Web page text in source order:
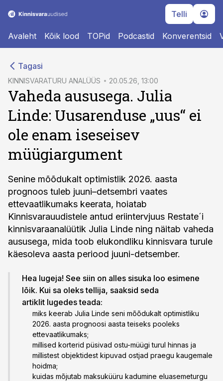
Telli
Avaleht Kõik lood TOPid Podcastid Konverentsid
Tagasi
KINNISVARATURU ANALÜÜS 20.05.26, 13:00
Vaheda aususega. Julia
Linde: Uusarenduse „uus“ ei
ole enam iseseisev
müügiargument
Senine mõõdukalt optimistlik 2026. aasta
prognoos tuleb juuni–detsembri vaates
ettevaatlikumaks keerata, hoiatab
Kinnisvarauudistele antud eriintervjuus Restate´i
kinnisvaraanalüütik Julia Linde ning näitab vaheda
aususega, mida toob elukondliku kinnisvara turule
käesoleva aasta periood juuni-detsember.
Hea lugeja! See siin on alles sisuka loo esimene
lõik. Kui sa oleks tellija, saaksid seda
artiklit lugedes teada:
miks keerab Julia Linde seni mõõdukalt optimistliku
2026. aasta prognoosi aasta teiseks pooleks
ettevaatlikumaks;
millised korterid püsivad ostu-müügi turul hinnas ja
millistest objektidest kipuvad ostjad praegu kaugemale
hoidma;
kuidas mõjutab maksuküüru kadumine eluasemeturgu